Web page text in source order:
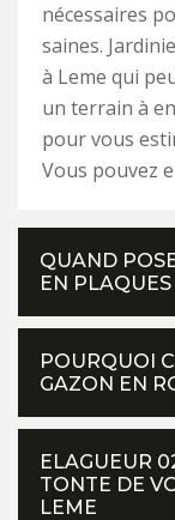
nécessaires
saines.
à Leme qui
un terrain à
pour vous
Vous pouvez
QUAND
EN PLAQUES
POURQUOI
GAZON EN
ELAGUEUR
TONTE DE
LEME